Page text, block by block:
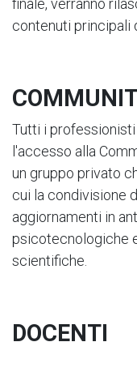
finale, verranno
contenuti principali
Tutti i
l'accesso alla
un gruppo privato
cui la condivisione
aggiornamenti in
psicotecnologiche
scientifiche.
DOCENTI